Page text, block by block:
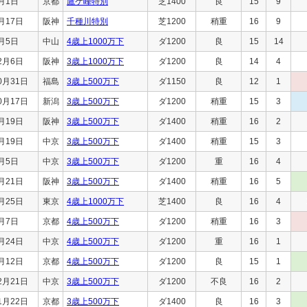
17日 阪神 千種川特別 芝1200 稍重 16 9
5日 中山 4歳上1000万下 ダ1200 良 15 14
6日 阪神 3歳上1000万下 ダ1200 良 14 4
31日 福島 3歳上500万下 ダ1150 良 12 1
17日 新潟 3歳上500万下 ダ1200 稍重 15 3
19日 阪神 3歳上500万下 ダ1400 稍重 16 2
19日 中京 3歳上500万下 ダ1400 稍重 15 3
5日 中京 3歳上500万下 ダ1200 重 16 4
21日 阪神 3歳上500万下 ダ1400 稍重 16 5
25日 東京 4歳上1000万下 芝1400 良 16 4
7日 京都 4歳上500万下 ダ1200 稍重 16 3
24日 中京 4歳上500万下 ダ1200 重 16 1
12日 京都 4歳上500万下 ダ1200 良 15 1
21日 中京 3歳上500万下 ダ1200 不良 16 2
22日 京都 3歳上500万下 ダ1400 良 16 3